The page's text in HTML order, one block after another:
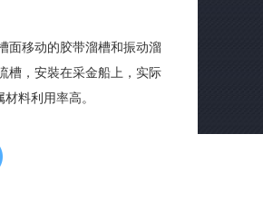
面移动的胶带溜槽和振动溜
槽，安裝在采金船上，实际
料利用率高。